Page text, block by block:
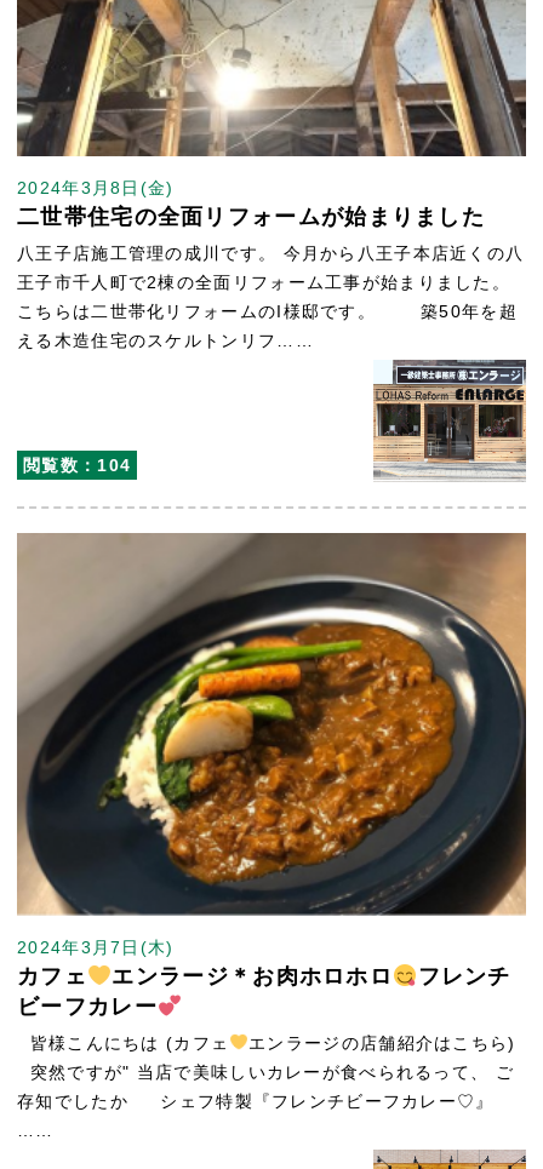
閲覧数：104
2024年3月8日(金)
二世帯住宅の全面リフォームが始まりました
八王子店施工管理の成川です。 今月から八王子本店近くの八
王子市千人町で2棟の全面リフォーム工事が始まりました。
こちらは二世帯化リフォームのI様邸です。 築50年を超
える木造住宅のスケルトンリフ……
2024年3月7日(木)
カフェ エンラージ＊お肉ホロホロ
フレンチ
ビーフカレー
皆様こんにちは (カフェ
エンラージの店舗紹介はこちら)
突然ですが" 当店で美味しいカレーが食べられるって、 ご
存知でしたか シェフ特製『フレンチビーフカレー♡』